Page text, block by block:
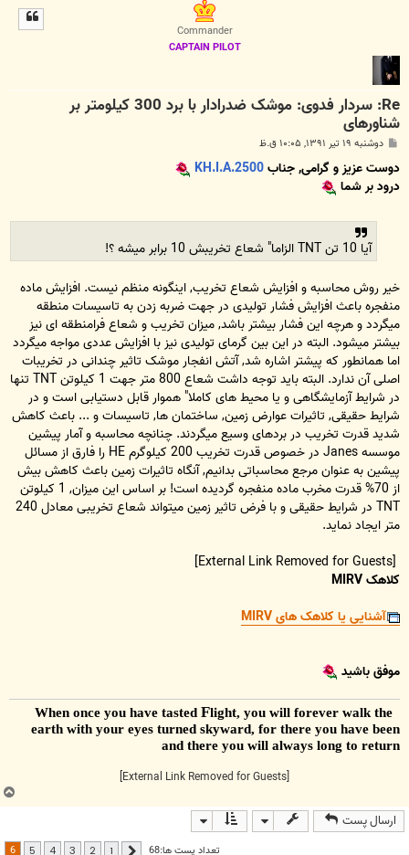
Commander
CAPTAIN PILOT
Re: سردار فدوی: موشک ضدرادار با برد 300 کیلومتر بر
شناورهای
ت
دوشنبه ۱۹ تیر ۱۳۹۱, ۱۰:۰۵ ق.ظ
دوست عزیز و گرامی, جنابKH.I.A.2500
درود بر شما
آیا 10 تن TNT الزاما" شعاع تخریبش 10 برابر میشه ؟!
خیر روش محاسبه و افزایش شعاع تخریب, اینگونه منظم نیست. افزایش ماده
منفجره باعث افزایش فشار تولیدی در جهت ضربه زدن به تاسیسات منطقه
میگردد و هرچه این فشار بیشتر باشد, میزان تخریب و شعاع فرامنطقه ای نیز
بیشتر میشود. البته در این بین گرمای تولیدی نیز با افزایش عددی مواجه میگردد
اما همانطور که پیشتر اشاره شد, آتش انفجار موشک تاثیر چندانی در تخریبات
اصلی آن ندارد. البته باید توجه داشت شعاع 800 متر جهت 1 کیلوتن TNT تنها
در شرایط آزمایشگاهی و یا محیط های کاملا" هموار قابل دستیابی است و در
شرایط حقیقی, تاثیرات عوارض زمین, ساختمان ها, تاسیسات و ... باعث کاهش
شدید قدرت تخریب در بردهای وسیع میگردند. چنانچه محاسبه و آمار پیشین
موسسه Janes در خصوص قدرت تخریب 200 کیلوگرم HE را فارق از مسائل
پیشین به عنوان مرجع محاسباتی بدانیم, آنگاه تاثیرات زمین باعث کاهش بیش
از 70% قدرت مخرب ماده منفجره گردیده است! بر اساس این میزان, 1 کیلوتن
TNT در شرایط حقیقی و با فرض تاثیر زمین میتواند شعاع تخریبی معادل 240
متر ایجاد نماید.
[External Link Removed for Guests]
کلاهک MIRV
آشنایی یا کلاهک های MIRV
موفق باشید
Flight, you will forever walk the
earth with your eyes turned skyward, for there you have been
and there you will always long to return
[External Link Removed for Guests]
ارسال پست
تعداد پست ها:68 قبلی 1
2
3
4
5
6